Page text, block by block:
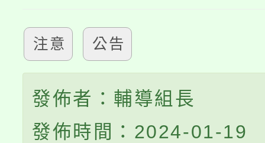
注意 公告
發佈者：輔導組長
發佈時間：2024-01-19